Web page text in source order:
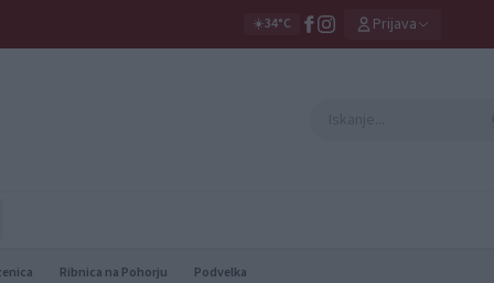
☀️34°C Prijava
Ribnica na Pohorju Podvelka